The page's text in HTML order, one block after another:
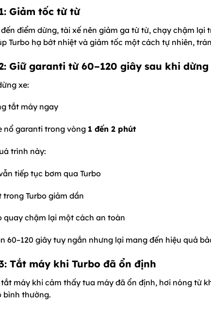
Giảm tốc từ từ
điểm dừng, tài xế nên giảm ga từ từ, chạy chậm
Turbo hạ bớt nhiệt và giảm tốc một cách tự nhiên,
Giữ garanti từ 60–120 giây sau khi dừng
xe:
tắt máy ngay
nổ garanti trong vòng 1 đến 2 phút
trình này:
tiếp tục bơm qua Turbo
trong Turbo giảm dần
quay chậm lại một cách an toàn
60–120 giây tuy ngắn nhưng lại mang đến hiệu quả
Tắt máy khi Turbo đã ổn định
tắt máy khi cảm thấy tua máy đã ổn định, hơi nóng từ
bình thường.